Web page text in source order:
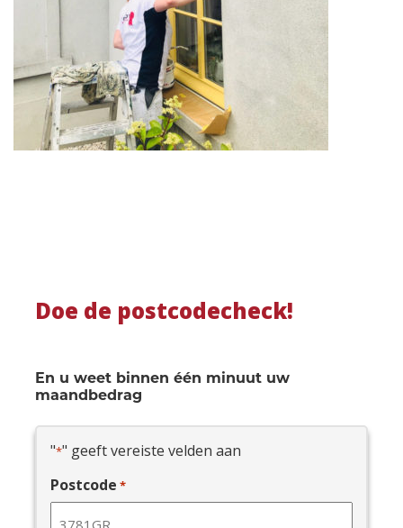
Doe de postcodecheck!
En u weet binnen één minuut uw
maandbedrag
"*" geeft vereiste velden aan
Postcode *